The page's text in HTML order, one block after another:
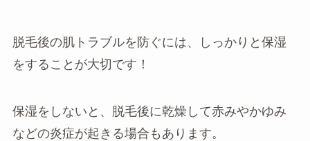
脱毛後の肌トラブルを防ぐには、しっかりと保湿
をすることが大切です！
保湿をしないと、脱毛後に乾燥して赤みやかゆみ
などの炎症が起きる場合もあります。